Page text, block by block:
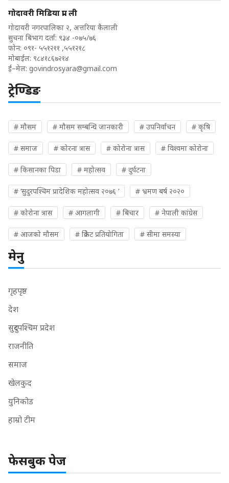
गोदावरी मिडिया प्रा. ली
गोदावरी नगरपालिका २, अत्तरिया कैलाली
सुचना बिभाग दर्ता: ९३४ -०७५/७६
फोन: ०९१- ५५१२११ ,५५१२१८
मोबाईल: ९८४१८६७२१४
ई–मेल: govindrosyara@gmail.com
ट्रेण्डिङ
# मौसम # मौसम सम्बन्धि जानकारी # उपनिर्वाचन # कृषि
# समाज # कोरना त्रास # कोरोना त्रास # विश्वमा कोरोना
# किसानका पिडा # महोत्सव # दुर्घटना
# ‘सुदुरपश्चिम प्रादेशिक महोत्सव २०७६ ’ # भ्रमण बर्ष २०२०
# कोरोना त्रास # आगलागी # बिचार # नेपाली कांग्रेस
# आजको मौसम # क्रिकेट प्रतियोगिता # सीमा समस्या
मेनु
गृहपृष्ठ
देश
सुदुरपश्चिम प्रदेश
राजनीति
समाज
खेलकुद
युनिकोड
हाम्रो टीम
फेसबुक पेज